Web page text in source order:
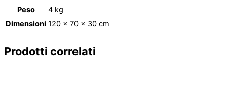
Peso
4 kg
Dimensioni 120 × 70 × 30 cm
Prodotti correlati